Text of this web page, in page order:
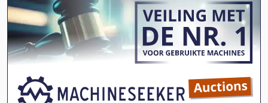
Bouwjaar: 2006 Bedrijfsuren: 54.650